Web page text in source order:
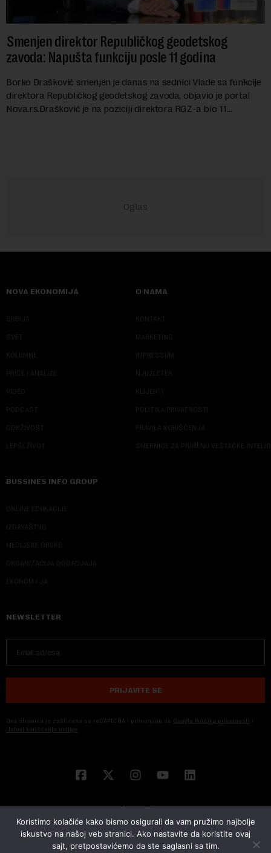
Smenjen direktor Republičkog geodetskog
zavoda: Napušta funkciju posle 11 godina
Borko Drašković smenjen je danas na sednici Vlade sa funkcije
direktora Republičkog geodetskog zavoda, objavio je portal
Nova.rs.Drašković je na poziciji direktora RGZ-a bio 11
NOVA EKONOMIJA
SRBIJA
SVET
KOLUMNE
PRIČE I ANALIZE
VIDEO
PODCAST
ODRŽIVOST
LEPŠI ŽIVOT
O NAMA
KONTAKT
MARKETING
IMPRESSUM
NJUZLETER
KLIJENTI
POLITIKA PRIVATNOSTI
PRAVILA KORIŠĆENJA
SMERNICE ZA PRIMENU VEŠTAČKE
BUSSINES INFO GROUP
ONLINE EDUKACIJE
IZDAVAŠTVO
MEDIJSKE OBUKE
ORGANIZACIJA DOGADJAJA
EKONOM I JA
NEWSLETTER
PRIJAVITE SE
Ova stranica je zaštićena sa reCAPTCHA i primenjuju se Google Politika privatnosti i
Uslovi korišćenja usluge
Koristimo kolačiće kako bismo osigurali da vam pružimo najbolje
iskustvo na našoj veb stranici. Ako nastavite da koristite ovaj
sajt, pretpostavićemo da ste saglasni sa tim.